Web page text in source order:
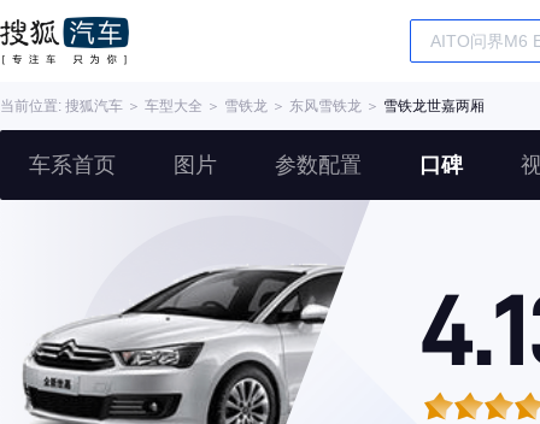
当前位置: 搜狐汽车 ＞ 车型大全 ＞ 雪铁龙 ＞ 东风雪铁龙 ＞ 雪铁龙世嘉两厢
车系首页 图片 参数配置 口碑